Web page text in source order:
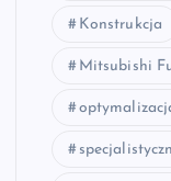
Konstrukcja
Mitsubishi